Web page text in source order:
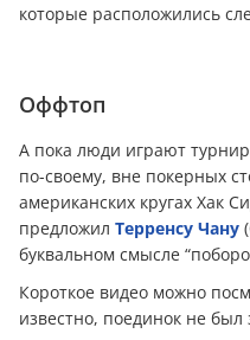
которые расположились
Оффтоп
А пока люди играют
по-своему, вне покерных
американских кругах Хак
предложил Терренсу Чану
буквальном смысле
Короткое видео можно
известно, поединок не был